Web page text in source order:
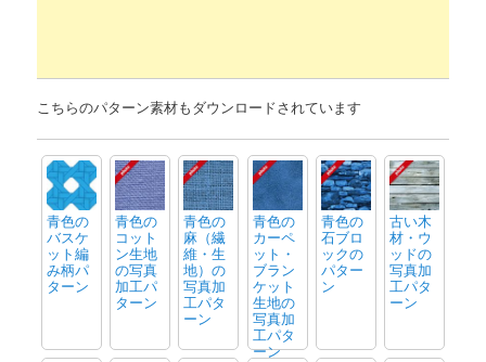
こちらのパターン素材もダウンロードされています
青色の
バスケ
ット編
み柄パ
ターン
青色の
コット
ン生地
の写真
加工パ
ターン
青色の
麻（繊
維・生
地）の
写真加
工パタ
ーン
青色の
カーペ
ット・
ブラン
ケット
生地の
写真加
工パタ
ーン
青色の
石ブロ
ックの
パター
ン
古い木
材・ウ
ッドの
写真加
工パタ
ーン